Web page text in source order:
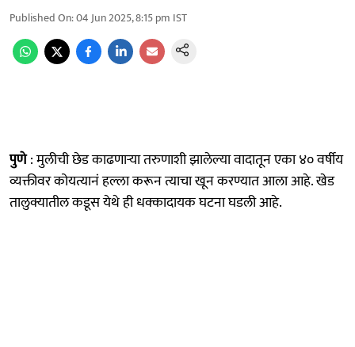
Published On:04 Jun 2025, 8:15 pm IST
पुणे: मुलीची छेड काढणाऱ्या तरुणाशी झालेल्या वादातून एका ४० वर्षीय
व्यक्तीवर कोयत्यानं हल्ला करून त्याचा खून करण्यात आला आहे. खेड
तालुक्यातील कडूस येथे ही धक्कादायक घटना घडली आहे.